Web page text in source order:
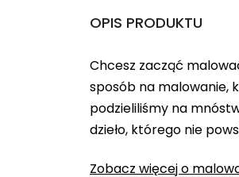
OPIS PRODUKTU
Chcesz zacząć
sposób na malowanie,
podzieliliśmy na
dzieło, którego nie
Zobacz więcej o